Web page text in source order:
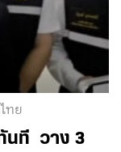
ทย
นที วาง 3